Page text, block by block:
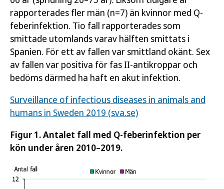
rapporterades fler män (n=7) än kvinnor med Q-
feberinfektion. Tio fall rapporterades som
smittade utomlands varav hälften smittats i
Spanien. För ett av fallen var smittland okänt. Sex
av fallen var positiva för fas II-antikroppar och
bedöms därmed ha haft en akut infektion.
Surveillance of infectious diseases in animals and
humans in Sweden 2019 (sva.se)
Figur 1. Antalet fall med Q-feberinfektion per
kön under åren 2010–2019.